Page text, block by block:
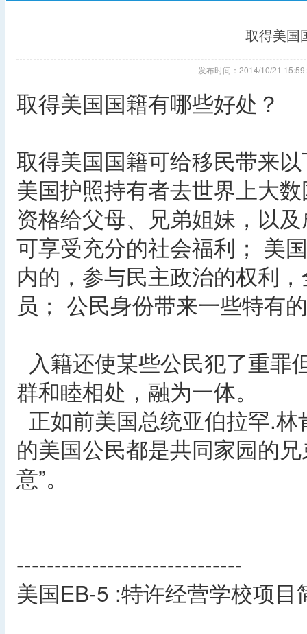
取得美国
发布时间：2014/10/21
取得美国国籍有哪些好处？
取得美国国籍可给移民带来
美国护照持有者去世界上大
资格给父母、兄弟姐妹，以
可享受充分的社会福利； 美
内的，参与民主政治的权利
员； 公民身份带来一些特有
入籍还使某些公民犯了重罪
群和睦相处，融为一体。
正如前美国总统亚伯拉罕.
的美国公民都是共同家园的
意”。
------------------------------
美国EB-5 :特许经营学校项目